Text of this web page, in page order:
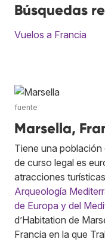
Búsquedas
Vuelos a Francia
fuente
Marsella,
Tiene una
de curso legal es
atracciones
Arqueología
de Europa y del
d’Habitation de
Francia en la que